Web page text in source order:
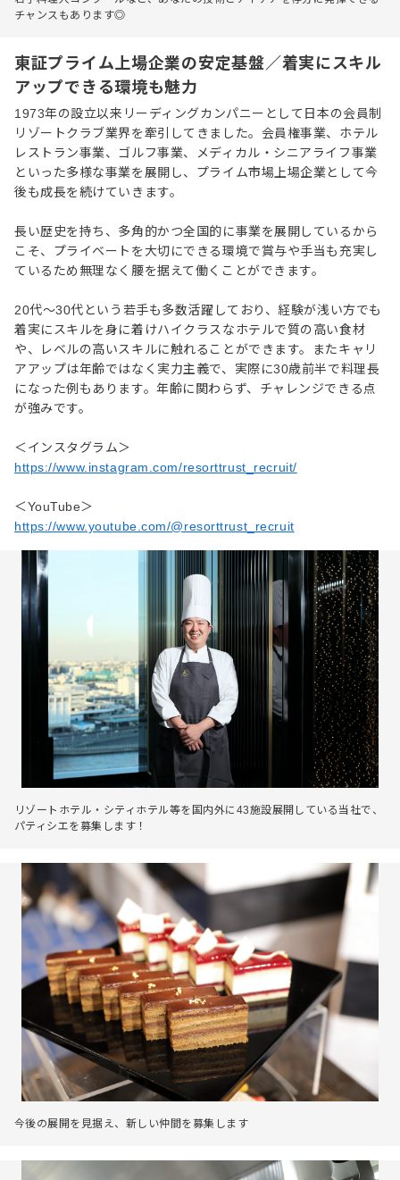
チャンスもあります◎
東証プライム上場企業の安定基盤／着実にスキル
アップできる環境も魅力
1973年の設立以来リーディングカンパニーとして日本の会員制
リゾートクラブ業界を牽引してきました。会員権事業、ホテル
レストラン事業、ゴルフ事業、メディカル・シニアライフ事業
といった多様な事業を展開し、プライム市場上場企業として今
後も成長を続けていきます。
長い歴史を持ち、多角的かつ全国的に事業を展開しているから
こそ、プライベートを大切にできる環境で賞与や手当も充実し
ているため無理なく腰を据えて働くことができます。
20代～30代という若手も多数活躍しており、経験が浅い方でも
着実にスキルを身に着けハイクラスなホテルで質の高い食材
や、レベルの高いスキルに触れることができます。またキャリ
アアップは年齢ではなく実力主義で、実際に30歳前半で料理長
になった例もあります。年齢に関わらず、チャレンジできる点
が強みです。
＜インスタグラム＞
https://www.instagram.com/resorttrust_recruit/
＜YouTube＞
https://www.youtube.com/@resorttrust_recruit
リゾートホテル・シティホテル等を国内外に43施設展開している当社で、
パティシエを募集します！
今後の展開を見据え、新しい仲間を募集します